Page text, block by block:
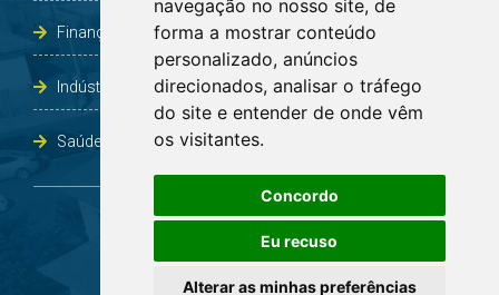
navegação no nosso site, de
forma a mostrar conteúdo
personalizado, anúncios
direcionados, analisar o tráfego
do site e entender de onde vêm
os visitantes.
Concordo
Eu recuso
Alterar as minhas preferências
Finanças
Indústria, Comércio, Agricultura e Meio Ambiente
Saúde